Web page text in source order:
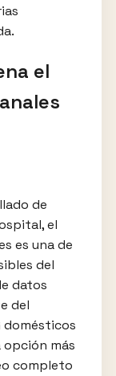
el
de
el
es una de
del
datos
del
domésticos
opción más
completo